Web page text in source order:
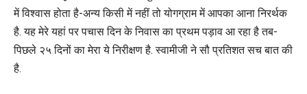
में विश्वास होता है-अन्य किसी में नहीं तो योगग्राम में आपका आना निरर्थक
है. यह मेरे यहां पर पचास दिन के निवास का प्रथम पड़ाव आ रहा है तब-
पिछले २५ दिनों का मेरा ये निरीक्षण है. स्वामीजी ने सौ प्रतिशत सच बात की
है.